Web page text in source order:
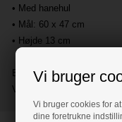
Vi bruger
Vi bruger cookies for
dine foretrukne
• Med hanehul
• Mål: 60 x 47 cm
• Højde 13 cm
EAN Nr: 4021534217265
VVS Nr: